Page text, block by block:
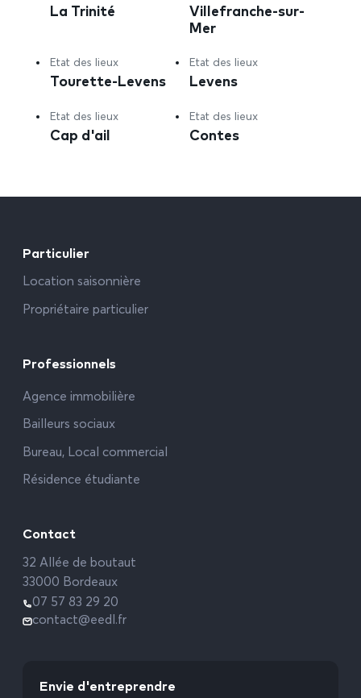
La Trinité
Villefranche-sur-
Mer
Etat des lieux
Tourette-Levens
Etat des lieux
Levens
Etat des lieux
Cap d'ail
Etat des lieux
Contes
Particulier
Location saisonnière
Propriétaire particulier
Professionnels
Agence immobilière
Bailleurs sociaux
Bureau, Local commercial
Résidence étudiante
Contact
32 Allée de boutaut
33000 Bordeaux
07 57 83 29 20
contact@eedl.fr
Envie d'entreprendre